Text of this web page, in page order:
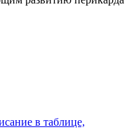
в таблице,